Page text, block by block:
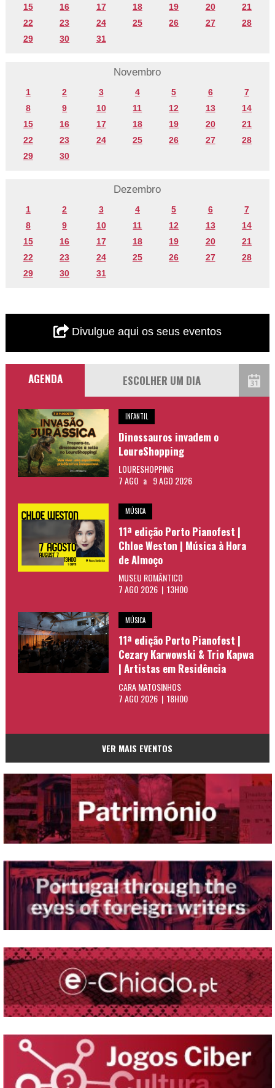
15 16 17 18 19 20
21
22
23 24 25 26 27
28
29
30 31
Novembro
1 2 3 4 5 6
7
8
9 10 11 12 13
14
15
16 17 18 19 20
21
22
23 24 25 26 27
28
29
30
Dezembro
1 2 3 4 5 6
7
8
9 10 11 12 13
14
15
16 17 18 19 20
21
22
23 24 25 26 27
28
29
30 31
Divulgue aqui os seus eventos
AGENDA
INFANTIL
Dinossauros invadem o
LoureShopping
LOURESHOPPING
7 AGO a 9 AGO 2026
MÚSICA
11ª edição Porto Pianofest |
Chloe Weston | Música à Hora
de Almoço
MUSEU ROMÂNTICO
7 AGO 2026 | 13H00
MÚSICA
11ª edição Porto Pianofest |
Cezary Karwowski & Trio Kapwa
| Artistas em Residência
CARA MATOSINHOS
7 AGO 2026 | 18H00
VER MAIS EVENTOS